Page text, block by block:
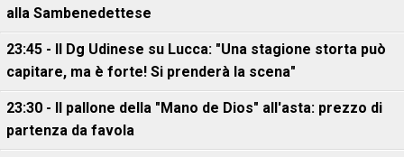
alla Sambenedettese
23:45 - Il Dg Udinese su Lucca: "Una stagione storta può
capitare, ma è forte! Si prenderà la scena"
23:30 - Il pallone della "Mano de Dios" all'asta: prezzo di
partenza da favola